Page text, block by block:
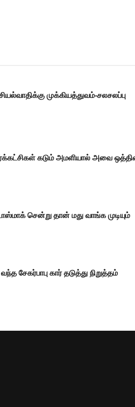
முக்கியத்துவம்-சலசலப்பு
கடும் அமளியால் அவை
சென்று தான் மது வாங்க முடியும்
சேகர்பாபு கார் தடுத்து நிறுத்தம்